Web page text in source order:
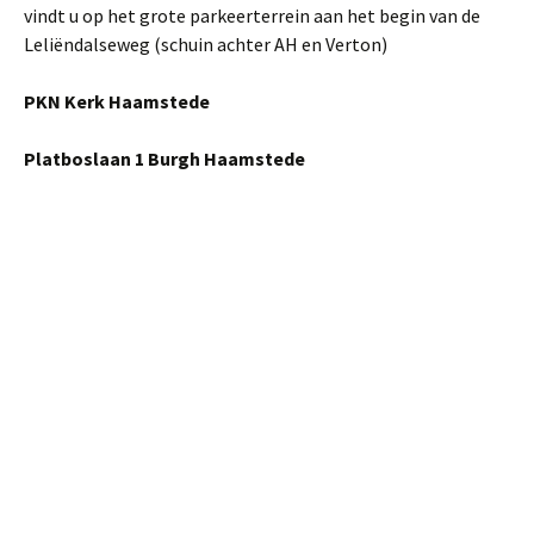
vindt u op het grote parkeerterrein aan het begin van de
Leliëndalseweg (schuin achter AH en Verton)
PKN Kerk Haamstede
Platboslaan 1 Burgh Haamstede